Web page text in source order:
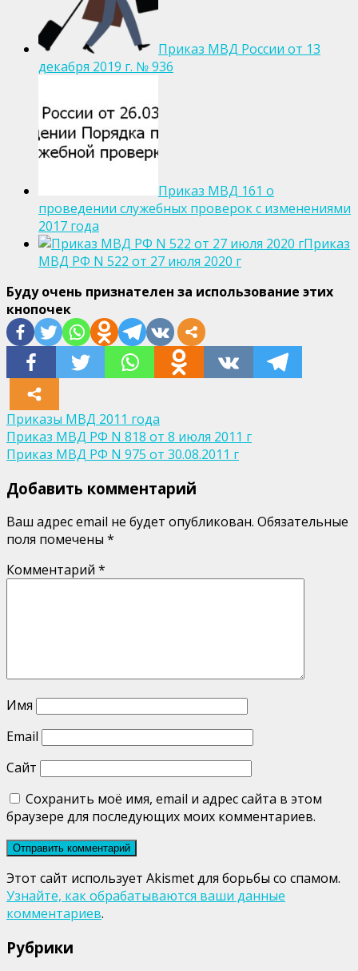
Приказ МВД России от 13
декабря 2019 г. № 936
Приказ МВД 161 о
проведении служебных проверок с изменениями
2017 года
Приказ
МВД РФ N 522 от 27 июля 2020 г
Буду очень признателен за использование этих
кнопочек
Приказы МВД 2011 года
Навигация
по
записям
Приказ МВД РФ N 818 от 8 июля 2011 г
Приказ МВД РФ N 975 от 30.08.2011 г
Добавить комментарий
Ваш адрес email не будет опубликован. Обязательные
поля помечены *
Комментарий *
Имя
Email
Сайт
Сохранить моё имя, email и адрес сайта в этом
браузере для последующих моих комментариев.
Этот сайт использует Akismet для борьбы со спамом.
Узнайте, как обрабатываются ваши данные
комментариев.
Рубрики